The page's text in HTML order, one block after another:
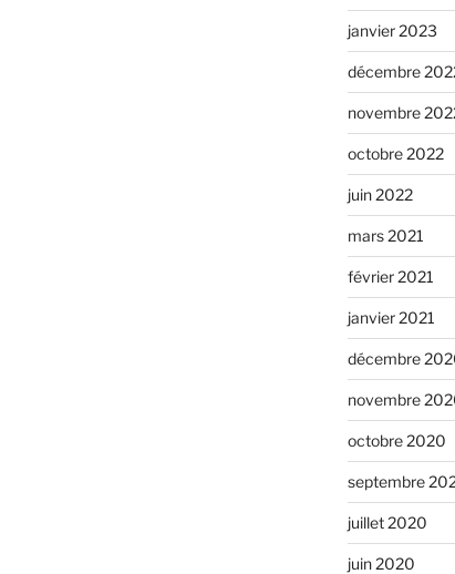
janvier 2023
décembre
novembre
octobre 2022
juin 2022
mars 2021
février 2021
janvier 2021
décembre
novembre
octobre 2020
septembre
juillet 2020
juin 2020